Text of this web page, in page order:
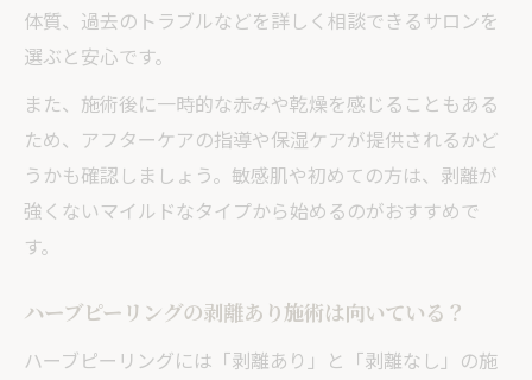
体質、過去のトラブルなどを詳しく相談できるサロンを
選ぶと安心です。
また、施術後に一時的な赤みや乾燥を感じることもある
ため、アフターケアの指導や保湿ケアが提供されるかど
うかも確認しましょう。敏感肌や初めての方は、剥離が
強くないマイルドなタイプから始めるのがおすすめで
す。
ハーブピーリングの剥離あり施術は向いている？
ハーブピーリングには「剥離あり」と「剥離なし」の施